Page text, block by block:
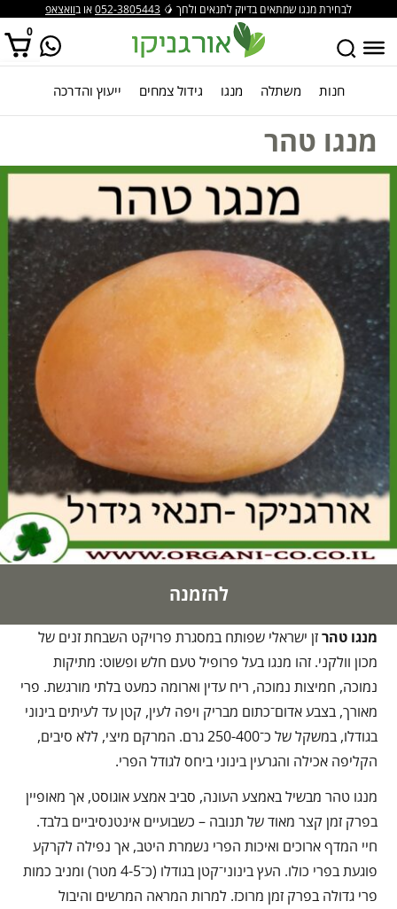
לבחירת מנגו שמתאים בדיוק לתנאים ולחך 🥭 052-3805443או בוואצאפ
0
אין מוצרים בסל הקניות. חנות משתלה מנגו גידול צמחים ייעוץ והדרכה
מנגו טהר
להזמנה
מנגו טהרזן ישראלי שפותח במסגרת פרויקט השבחת זנים של
מכון וולקני. זהו מנגו בעל פרופיל טעם חלש ופשוט: מתיקות
נמוכה, חמיצות נמוכה, ריח עדין וארומה כמעט בלתי מורגשת. פרי
מאורך, בצבע אדום־כתום מבריק ויפה לעין, קטן עד לעיתים בינוני
בגודלו, במשקל של כ־250-400 גרם. המרקם מיצי, ללא סיבים,
הקליפה אכילה והגרעין בינוני ביחס לגודל הפרי.
מנגו טהר מבשיל באמצע העונה, סביב אמצע אוגוסט, אך מאופיין
בפרק זמן קצר מאוד של תנובה – כשבועיים אינטנסיביים בלבד.
חיי המדף ארוכים ואיכות הפרי נשמרת היטב, אך נפילה לקרקע
פוגעת בפרי כולו. העץ בינוני־קטן בגודלו (כ־4-5 מטר) ומניב כמות
פרי גדולה בפרק זמן מרוכז. למרות המראה המרשים והיבול